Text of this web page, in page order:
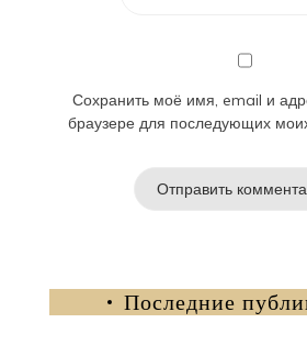
Сохранить моё имя, email и
браузере для последующих
Последние